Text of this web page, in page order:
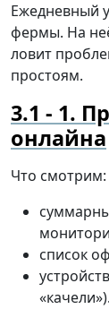
Ежедневный
фермы. На
ловит
простоям.
1.
онлайна
Что смотрим:
список
«качели»).